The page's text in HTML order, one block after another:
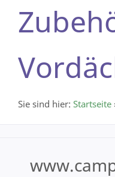
Sie sind hier: Startseite